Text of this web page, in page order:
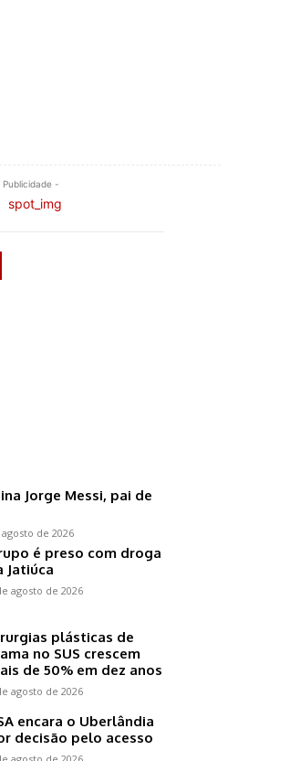
Publicidade -
Jorge Messi, pai de
de 2026
é preso com droga
Jatiúca
agosto de 2026
plásticas de
no SUS crescem
de 50% em dez anos
agosto de 2026
encara o Uberlândia
decisão pelo acesso